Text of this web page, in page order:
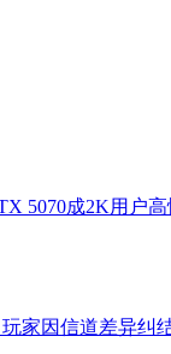
5070成2K用户
家因信道差异纠